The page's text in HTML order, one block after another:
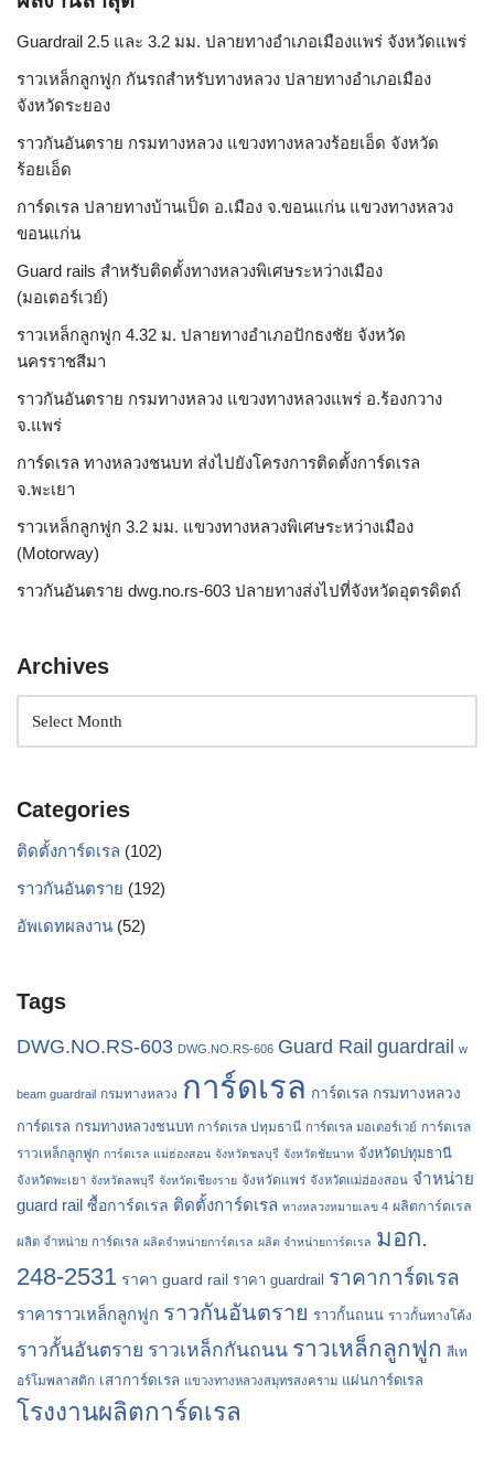
Guardrail 2.5 และ 3.2 มม. ปลายทางอำเภอเมืองแพร่ จังหวัดแพร่
ราวเหล็กลูกฟูก กันรถสําหรับทางหลวง ปลายทางอำเภอเมือง
จังหวัดระยอง
ราวกันอันตราย กรมทางหลวง แขวงทางหลวงร้อยเอ็ด จังหวัด
ร้อยเอ็ด
การ์ดเรล ปลายทางบ้านเป็ด อ.เมือง จ.ขอนแก่น แขวงทางหลวง
ขอนแก่น
Guard rails สำหรับติดตั้งทางหลวงพิเศษระหว่างเมือง
(มอเตอร์เวย์)
ราวเหล็กลูกฟูก 4.32 ม. ปลายทางอำเภอปักธงชัย จังหวัด
นครราชสีมา
ราวกันอันตราย กรมทางหลวง แขวงทางหลวงแพร่ อ.ร้องกวาง
จ.แพร่
การ์ดเรล ทางหลวงชนบท ส่งไปยังโครงการติดตั้งการ์ดเรล
จ.พะเยา
ราวเหล็กลูกฟูก 3.2 มม. แขวงทางหลวงพิเศษระหว่างเมือง
(Motorway)
ราวกันอันตราย dwg.no.rs-603 ปลายทางส่งไปที่จังหวัดอุตรดิตถ์
Archives
Categories
ติดตั้งการ์ดเรล (102)
ราวกันอันตราย (192)
อัพเดทผลงาน (52)
Tags
DWG.NO.RS-603 DWG.NO.RS-606 Guard Rail guardrail w
beam guardrail กรมทางหลวง การ์ดเรล การ์ดเรล กรมทางหลวง
การ์ดเรล กรมทางหลวงชนบท การ์ดเรล ปทุมธานี การ์ดเรล มอเตอร์เวย์ การ์ดเรล
ราวเหล็กลูกฟูก การ์ดเรล แม่ฮ่องสอน จังหวัดชลบุรี จังหวัดชัยนาท จังหวัดปทุมธานี
จังหวัดพะเยา จังหวัดลพบุรี จังหวัดเชียงราย จังหวัดแพร่ จังหวัดแม่ฮ่องสอน จำหน่าย
guard rail ซื้อการ์ดเรล ติดตั้งการ์ดเรล ทางหลวงหมายเลข 4 ผลิตการ์ดเรล
ผลิต จำหน่าย การ์ดเรล ผลิตจำหน่ายการ์ดเรล ผลิต จำหน่ายการ์ดเรล มอก.
248-2531 ราคา guard rail ราคา guardrail ราคาการ์ดเรล
ราคาราวเหล็กลูกฟูก ราวกันอันตราย ราวกั้นถนน ราวกั้นทางโค้ง
ราวกั้นอันตราย ราวเหล็กกันถนน ราวเหล็กลูกฟูก สีเท
อร์โมพลาสติก เสาการ์ดเรล แขวงทางหลวงสมุทรสงคราม แผ่นการ์ดเรล
โรงงานผลิตการ์ดเรล